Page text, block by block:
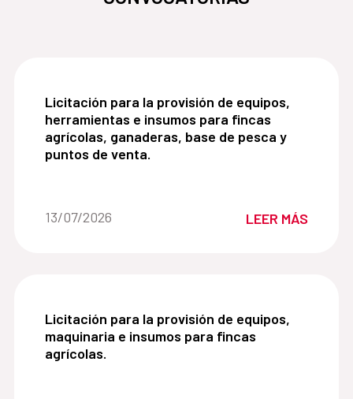
Licitación para la provisión de equipos,
Licitación para la provisión de equipos,
herramientas e insumos para fincas
agrícolas, ganaderas, base de pesca y
puntos de venta.
Fecha de la noticia::
13/07/2026 LEER MÁS
Licitación para la provisión de equipos,
Licitación para la provisión de equipos,
maquinaria e insumos para fincas
agrícolas.